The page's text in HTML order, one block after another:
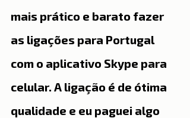
mais prático e barato fazer
as ligações para Portugal
com o aplicativo Skype para
celular. A ligação é de ótima
qualidade e eu paguei algo